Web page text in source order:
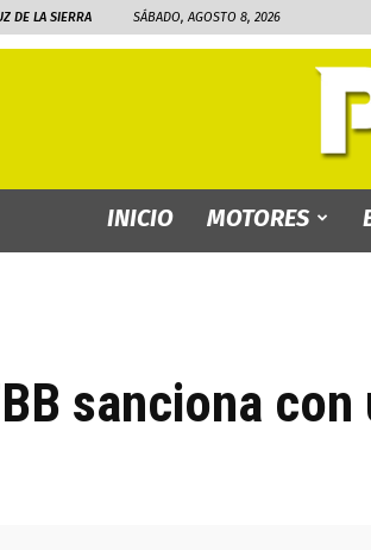
DE LA SIERRA SÁBADO, AGOSTO 8, 2026
INICIO MOTORES
sanciona